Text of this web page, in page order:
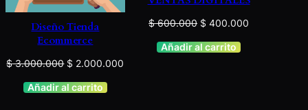
Diseño Tienda
Ecommerce
$3.000.000 Original
was:
$ 2.000.000
Añadir al carrito
$600.000 Original
was:
$ 400.000
Añadir al carrito